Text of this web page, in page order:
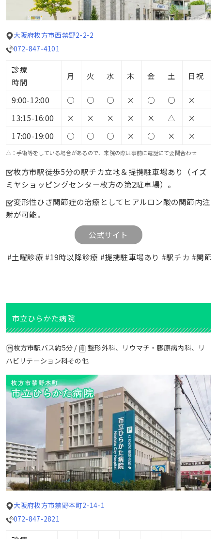
大阪府枚方市西禁野2-2-2
072-847-4101
診療
時間
月 火 水 木 金 土 日祝
9:00-12:00 ○ ○ ○ × ○ ○
×
13:15-16:00
× × × × × △
×
17:00-19:00
○ ○ ○ × ○ × ×
△：手術等をしている場合があるので、来院の際は事前に電話にて要問合わせ
枚方市駅徒歩5分の駅チカ立地＆提携駐車場あり（イズ
ミヤショッピングセンター枚方の第2駐車場）。
変形性ひざ関節症の治療としてヒアルロン酸の関節内注
射が可能。
公式サイト
#土曜診療 #19時以降診療 #提携駐車場あり #駅チカ #関節
市立ひらかた病院
枚方市駅バス約5分 /
整形外科、リウマチ・膠原病内科、リ
ハビリテーション科その他
大阪府枚方市禁野本町2-14-1
072-847-2821